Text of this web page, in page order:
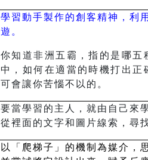
學習動手製作的創客精神，利
遊。
你知道非洲五霸，指的是哪五
中，如何在適當的時機打出正
可會讓你苦惱不以的。
要當學習的主人，就由自己來
從裡面的文字和圖片線索，尋
以「爬梯子」的機制為媒介，